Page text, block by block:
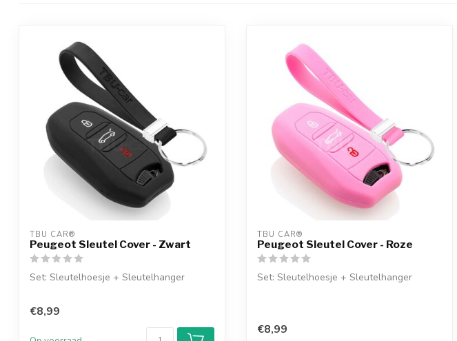
TBU CAR®
Peugeot Sleutel Cover - Zwart
Set: Sleutelhoesje + Sleutelhanger
€8,99
TBU CAR®
Peugeot Sleutel Cover - Roze
Set: Sleutelhoesje + Sleutelhanger
€8,99